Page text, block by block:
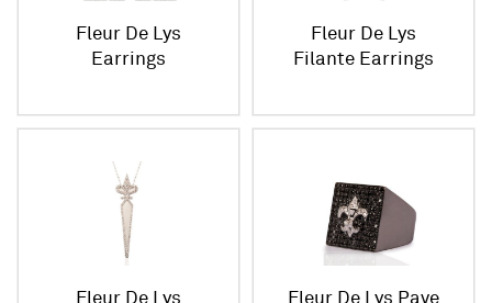
Fleur De Lys
Earrings
Fleur De Lys
Filante Earrings
Fleur De Lys
Fleur De Lys Pave